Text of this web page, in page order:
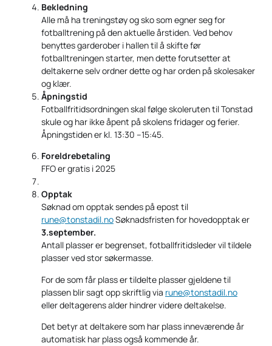
Bekledning
Alle må ha treningstøy og sko som egner seg for
fotballtrening på den aktuelle årstiden. Ved behov
benyttes garderober i hallen til å skifte før
fotballtreningen starter, men dette forutsetter at
deltakerne selv ordner dette og har orden på skolesaker
og klær.
Åpningstid
Fotballfritidsordningen skal følge skoleruten til Tonstad
skule og har ikke åpent på skolens fridager og ferier.
Åpningstiden er kl. 13:30 –15:45.
Foreldrebetaling
FFO er gratis i 2025
Opptak
Søknad om opptak sendes på epost til
rune@tonstadil.noSøknadsfristen for hovedopptak er
3.september.
Antall plasser er begrenset, fotballfritidsleder vil tildele
plasser ved stor søkermasse.
For de som får plass er tildelte plasser gjeldene til
plassen blir sagt opp skriftlig via rune@tonstadil.no
eller deltagerens alder hindrer videre deltakelse.
Det betyr at deltakere som har plass inneværende år
automatisk har plass også kommende år.